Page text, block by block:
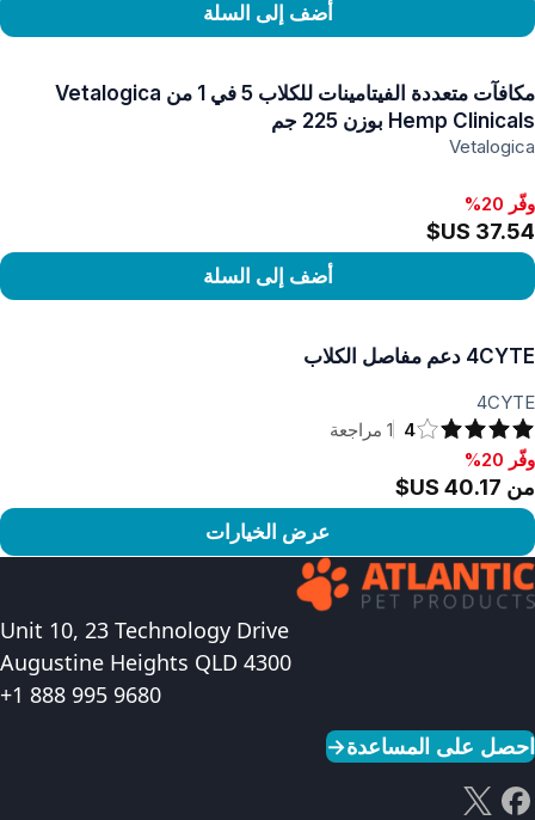
أضف إلى السلة
مكافآت متعددة الفيتامينات للكلاب 5 في 1 من Vetalogica
Hemp Clinicals بوزن 225 جم
Vetalogica
وفّر 20%
أضف إلى السلة
4CYTE دعم مفاصل الكلاب
4CYTE
4
1 مراجعة
وفّر 20%, من ‏40.17 US$
وفّر 20%
من ‏40.17 US$
عرض الخيارات
عرض المنتج
Unit 10, 23 Technology Drive
Augustine Heights QLD 4300
+1 888 995 9680
احصل على المساعدة→